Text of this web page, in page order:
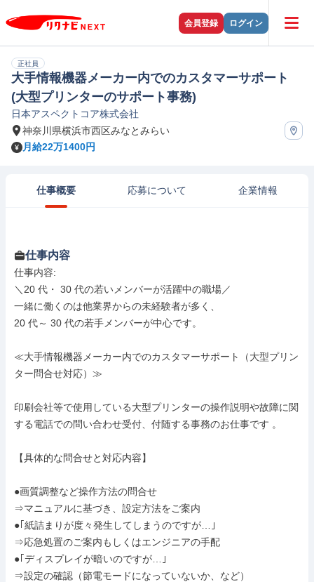
会員登録 ログイン
正社員
大手情報機器メーカー内でのカスタマーサポート
(大型プリンターのサポート事務)
日本アスペクトコア株式会社
神奈川県横浜市西区みなとみらい
月給22万1400円
仕事概要 応募について 企業情報
仕事内容
仕事内容:
＼20 代・ 30 代の若いメンバーが活躍中の職場／
一緒に働くのは他業界からの未経験者が多く、
20 代～ 30 代の若手メンバーが中心です。
≪大手情報機器メーカー内でのカスタマーサポート（大型プリン
ター問合せ対応）≫
印刷会社等で使用している大型プリンターの操作説明や故障に関
する電話での問い合わせ受付、付随する事務のお仕事です 。
【具体的な問合せと対応内容】
●画質調整など操作方法の問合せ
⇒マニュアルに基づき、設定方法をご案内
●｢紙詰まりが度々発生してしまうのですが…｣
⇒応急処置のご案内もしくはエンジニアの手配
●｢ディスプレイが暗いのですが…｣
⇒設定の確認（節電モードになっていないか、など）